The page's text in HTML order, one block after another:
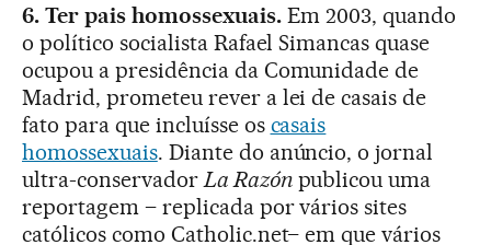
6. Ter pais homossexuais.Em 2003, quando
o político socialista Rafael Simancas quase
ocupou a presidência da Comunidade de
Madrid, prometeu rever a lei de casais de
fato para que incluísse os casais
homossexuais. Diante do anúncio, o jornal
ultra-conservador La Razónpublicou uma
reportagem – replicada por vários sites
católicos como Catholic.net– em que vários